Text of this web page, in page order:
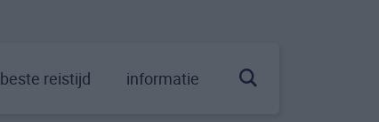
beste reistijd informatie